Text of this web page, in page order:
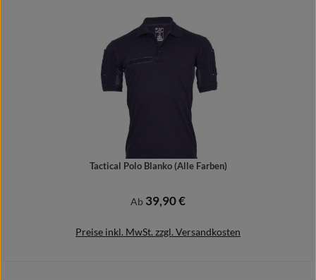
Details
Tactical Polo Blanko (Alle Farben)
Regulärer Preis:
Ab 39,90 €
Preise inkl. MwSt. zzgl. Versandkosten